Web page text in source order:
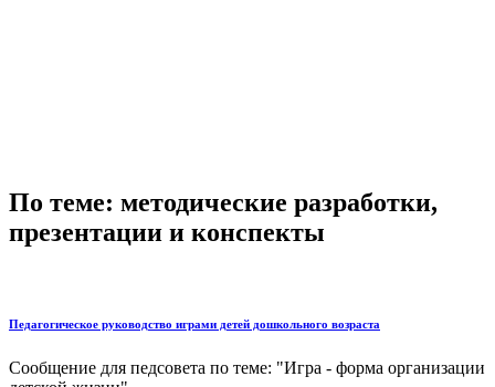
По теме: методические разработки,
презентации и конспекты
Педагогическое руководство играми детей дошкольного возраста
Сообщение для педсовета по теме: "Игра - форма организации